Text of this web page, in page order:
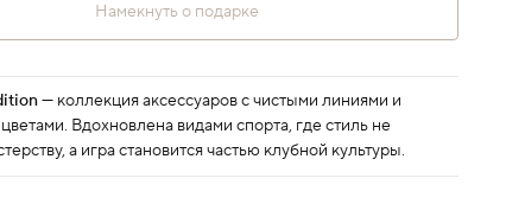
Намекнуть о подарке
— коллекция аксессуаров с чистыми линиями и
Вдохновлена видами спорта, где стиль не
а игра становится частью клубной культуры.